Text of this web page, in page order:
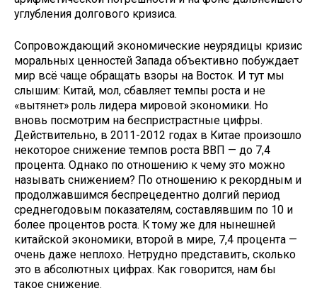
углубления долгового ­кризиса.
Сопровождающий экономические неурядицы кризис
моральных ценностей Запада объективно побуждает
мир всё чаще обращать взоры на Восток. И тут мы
слышим: Китай, мол, сбавляет темпы роста и не
«вытянет» роль лидера мировой экономики. Но
вновь посмот­рим на беспристрастные цифры.
Действительно, в 2011-2012 годах в Китае произошло
некоторое снижение темпов роста ВВП — до 7,4
процента. Однако по отношению к чему это можно
называть снижением? По отношению к рекордным и
продолжавшимся беспрецедентно долгий период
среднегодовым показателям, составлявшим по 10 и
более процентов роста. К тому же для нынешней
китайской экономики, второй в мире, 7,4 процента —
очень даже неплохо. Нетрудно представить, сколько
это в абсолютных цифрах. Как говорится, нам бы
такое снижение.